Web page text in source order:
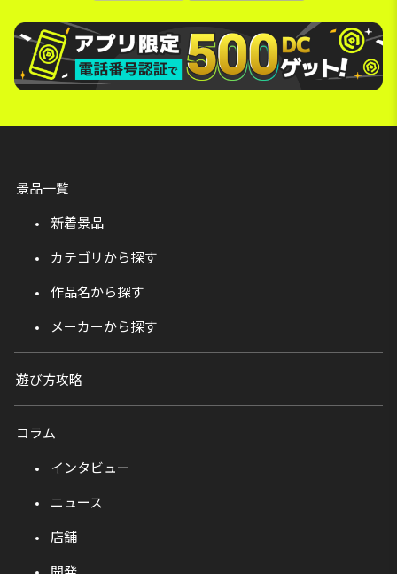
景品一覧
新着景品
カテゴリから探す
作品名から探す
メーカーから探す
遊び方攻略
コラム
インタビュー
ニュース
店舗